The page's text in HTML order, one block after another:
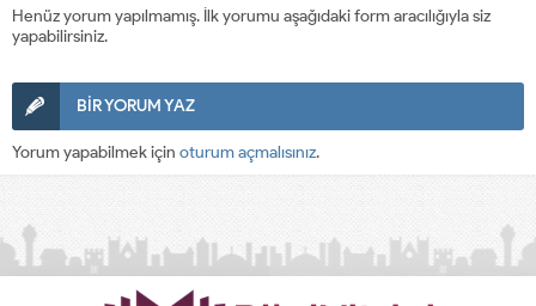
Henüz yorum yapılmamış. İlk yorumu aşağıdaki form aracılığıyla siz
yapabilirsiniz.
BİR YORUM YAZ
Yorum yapabilmek için oturum açmalısınız.